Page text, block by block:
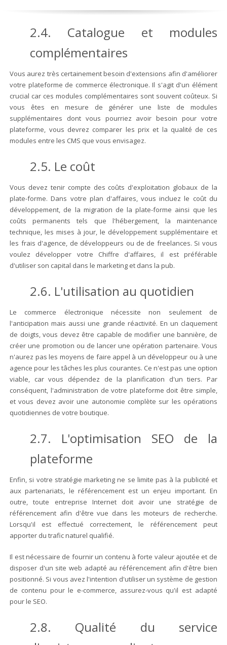
2.4. Catalogue et modules
complémentaires
Vous aurez très certainement besoin d'extensions afin d'améliorer
votre plateforme de commerce électronique. Il s'agit d'un élément
crucial car ces modules complémentaires sont souvent coûteux. Si
vous êtes en mesure de générer une liste de modules
supplémentaires dont vous pourriez avoir besoin pour votre
plateforme, vous devrez comparer les prix et la qualité de ces
modules entre les CMS que vous envisagez.
2.5. Le coût
Vous devez tenir compte des coûts d'exploitation globaux de la
plate-forme. Dans votre plan d'affaires, vous incluez le coût du
développement, de la migration de la plate-forme ainsi que les
coûts permanents tels que l'hébergement, la maintenance
technique, les mises à jour, le développement supplémentaire et
les frais d'agence, de développeurs ou de de freelances. Si vous
voulez développer votre Chiffre d'affaires, il est préférable
d'utiliser son capital dans le marketing et dans la pub.
2.6. L'utilisation au quotidien
Le commerce électronique nécessite non seulement de
l'anticipation mais aussi une grande réactivité. En un claquement
de doigts, vous devez être capable de modifier une bannière, de
créer une promotion ou de lancer une opération partenaire. Vous
n'aurez pas les moyens de faire appel à un développeur ou à une
agence pour les tâches les plus courantes. Ce n'est pas une option
viable, car vous dépendez de la planification d'un tiers. Par
conséquent, l'administration de votre plateforme doit être simple,
et vous devez avoir une autonomie complète sur les opérations
quotidiennes de votre boutique.
2.7. L'optimisation SEO de la
plateforme
Enfin, si votre stratégie marketing ne se limite pas à la publicité et
aux partenariats, le référencement est un enjeu important. En
outre, toute entreprise Internet doit avoir une stratégie de
référencement afin d'être vue dans les moteurs de recherche.
Lorsqu'il est effectué correctement, le référencement peut
apporter du trafic naturel qualifié.
Il est nécessaire de fournir un contenu à forte valeur ajoutée et de
disposer d'un site web adapté au référencement afin d'être bien
positionné. Si vous avez l'intention d'utiliser un système de gestion
de contenu pour le e-commerce, assurez-vous qu'il est adapté
pour le SEO.
2.8. Qualité du service